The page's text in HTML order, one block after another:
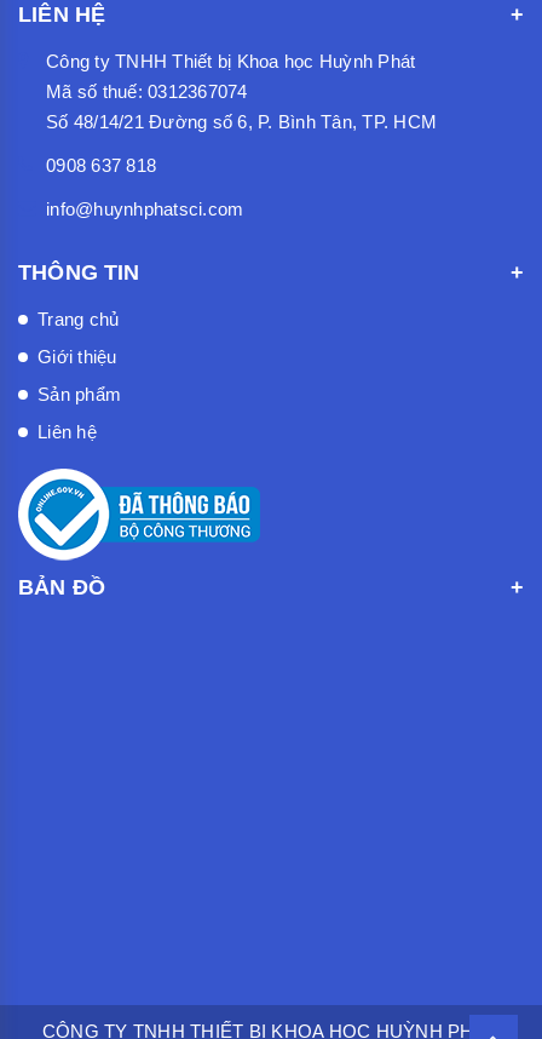
LIÊN HỆ
Công ty TNHH Thiết bị Khoa học Huỳnh Phát
Mã số thuế: 0312367074
Số 48/14/21 Đường số 6, P. Bình Tân, TP. HCM
0908 637 818
info@huynhphatsci.com
THÔNG TIN
Trang chủ
Giới thiệu
Sản phẩm
Liên hệ
BẢN ĐỒ
CÔNG TY TNHH THIẾT BỊ KHOA HỌC HUỲNH PHÁT.